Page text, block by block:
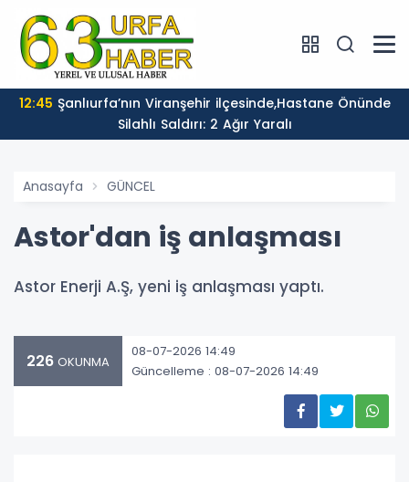
12:45
Silahlı Saldırı: 2 Ağır Yaralı
Anasayfa GÜNCEL
Astor'dan iş anlaşması
Astor Enerji A.Ş, yeni iş anlaşması yaptı.
226 OKUNMA
08-07-2026 14:49
Güncelleme : 08-07-2026 14:49